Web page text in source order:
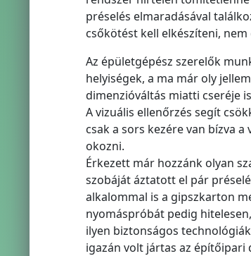
préselés elmaradásával
csőkötést kell elkészíteni,
Az épületgépész szerelők
helyiségek, a ma már oly
dimenzióváltás miatti cseréje
A vizuális ellenőrzés segít
csak a sors kezére van bízva
okozni.
Érkezett már hozzánk olyan
szobáját áztatott el pár
alkalommal is a gipszkarton
nyomáspróbát pedig
ilyen biztonságos
igazán volt jártas az építőipari